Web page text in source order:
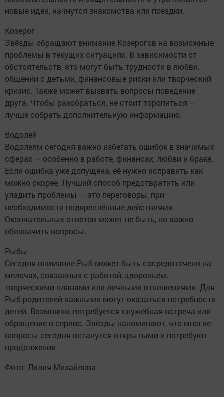
новые идеи, начнутся знакомства или поездки.
Козерог
Звёзды обращают внимание Козерогов на возможные
проблемы в текущих ситуациях. В зависимости от
обстоятельств, это могут быть трудности в любви,
общении с детьми, финансовые риски или творческий
кризис. Также может вызвать вопросы поведение
друга. Чтобы разобраться, не стоит торопиться —
лучше собрать дополнительную информацию.
Водолей
Водолеям сегодня важно избегать ошибок в значимых
сферах — особенно в работе, финансах, любви и браке.
Если ошибка уже допущена, её нужно исправить как
можно скорее. Лучший способ предотвратить или
уладить проблемы — это переговоры, при
необходимости подкреплённые действиями.
Окончательных ответов может не быть, но важно
обозначить вопросы.
Рыбы
Сегодня внимание Рыб может быть сосредоточено на
мелочах, связанных с работой, здоровьем,
творческими планами или личными отношениями. Для
Рыб-родителей важными могут оказаться потребности
детей. Возможно, потребуется служебная встреча или
обращение в сервис. Звёзды напоминают, что многие
вопросы сегодня останутся открытыми и потребуют
продолжения.
Фото: Лилия Михайлова